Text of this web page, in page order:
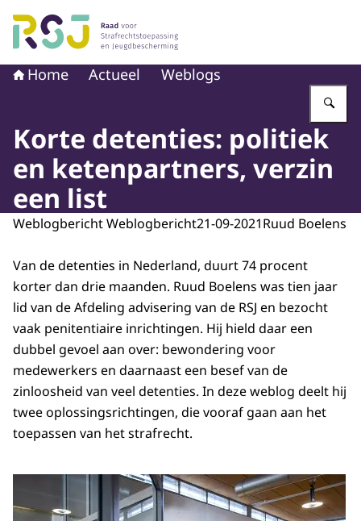
Naar de homepage van Raad voor
Home Actueel Weblogs
Korte detenties: politiek
en ketenpartners, verzin
een list
Weblogbericht Weblogbericht21-09-2021Ruud Boelens
Van de detenties in Nederland, duurt 74 procent
korter dan drie maanden. Ruud Boelens was tien jaar
lid van de Afdeling advisering van de RSJ en bezocht
vaak penitentiaire inrichtingen. Hij hield daar een
dubbel gevoel aan over: bewondering voor
medewerkers en daarnaast een besef van de
zinloosheid van veel detenties. In deze weblog deelt hij
twee oplossingsrichtingen, die vooraf gaan aan het
toepassen van het strafrecht.